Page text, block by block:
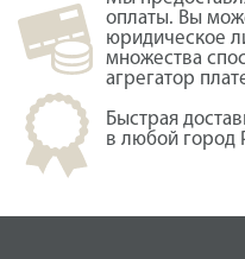
оплаты. Вы
юридическое
множества
агрегатор
Быстрая
в любой город